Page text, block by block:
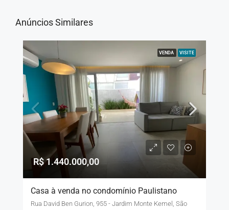
Anúncios Similares
VENDA VISITE
R$ 1.440.000,00
Casa à venda no condomínio Paulistano
Rua David Ben Gurion, 955 - Jardim Monte Kemel, São